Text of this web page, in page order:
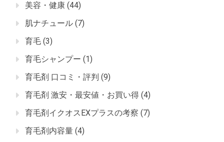
美容・健康 (44)
肌ナチュール (7)
育毛 (3)
育毛シャンプー (1)
育毛剤 口コミ・評判 (9)
育毛剤 激安・最安値・お買い得 (4)
育毛剤イクオスEXプラスの考察 (7)
育毛剤内容量 (4)